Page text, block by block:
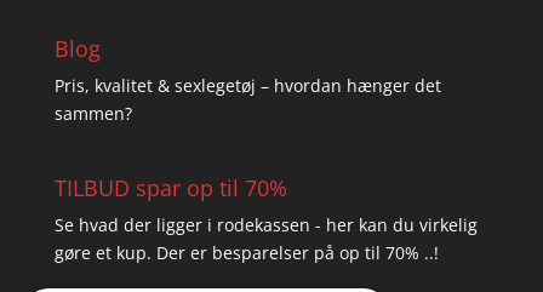
Blog
Pris, kvalitet & sexlegetøj – hvordan hænger det
sammen?
TILBUD spar op til 70%
Se hvad der ligger i rodekassen - her kan du virkelig
gøre et kup. Der er besparelser på op til 70% ..!